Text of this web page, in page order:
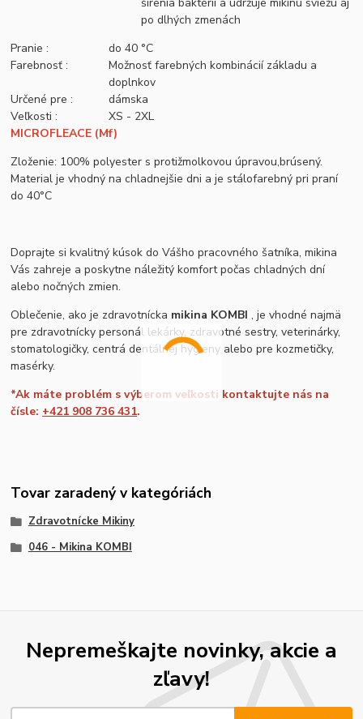
po dlhých zmenách
Pranie :
do 40 °C
Farebnosť :
Možnosť farebných kombinácií základu a
doplnkov
Určené pre :
dámska
Veľkosti :
XS - 2XL
MICROFLEACE (Mf)
Zloženie: 100% polyester s protižmolkovou úpravou,brúsený.
Material je vhodný na chladnejšie dni a je stálofarebný pri praní
do 40°C
Doprajte si kvalitný kúsok do Vášho pracovného šatníka, mikina
Vás zahreje a poskytne náležitý komfort počas chladných dní
alebo nočných zmien.
Oblečenie, ako je zdravotnícka mikina KOMBI , je vhodné najmä
pre zdravotnícky personál lekárky, zdravotné sestry, veterinárky,
stomatologičky, centrá dentálnej hygieny alebo pre kozmetičky,
masérky.
*Ak máte problém s výberom veľkosti kontaktujte nás na
čísle: +421 908 736 431.
Tovar zaradený v kategóriách
Zdravotnícke Mikiny
046 - Mikina KOMBI
Nepremeškajte novinky, akcie a
zľavy!